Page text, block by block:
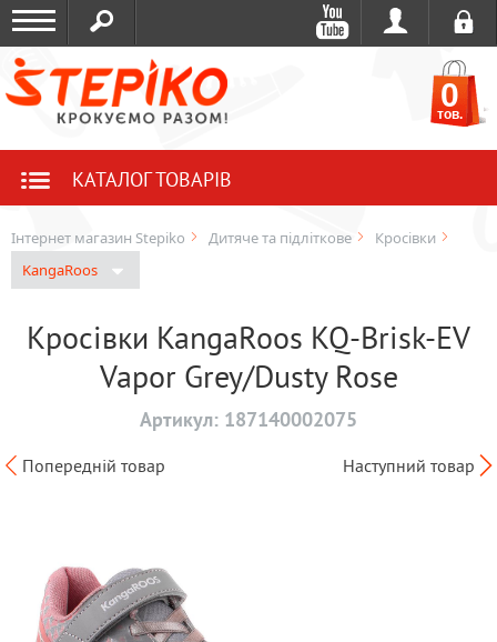
0
тов.
КАТАЛОГ ТОВАРІВ
Інтернет магазин Stepiko Дитяче та підліткове
Кросівки
KangaRoos
Кросівки KangaRoos KQ-Brisk-EV
Vapor Grey/Dusty Rose
Артикул: 187140002075
Попередній товар Наступний товар